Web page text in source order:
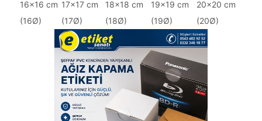
16x16 cm
(16Ø)
17x17 cm
(17Ø)
18x18 cm
(18Ø)
19x19 cm
(19Ø)
20x20 cm
(20Ø)